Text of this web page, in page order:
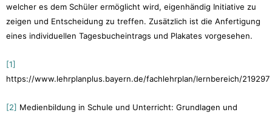
welcher es dem Schüler ermöglicht wird, eigenhändig Initiative zu
zeigen und Entscheidung zu treffen. Zusätzlich ist die Anfertigung
eines individuellen Tagesbucheintrags und Plakates vorgesehen.
[1]
https://www.lehrplanplus.bayern.de/fachlehrplan/lernbereich/219297
[2] Medienbildung in Schule und Unterricht: Grundlagen und